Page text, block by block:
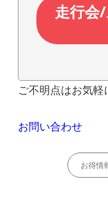
走行会
ご不明点はお気軽
お問い合わせ
Categories
お得情